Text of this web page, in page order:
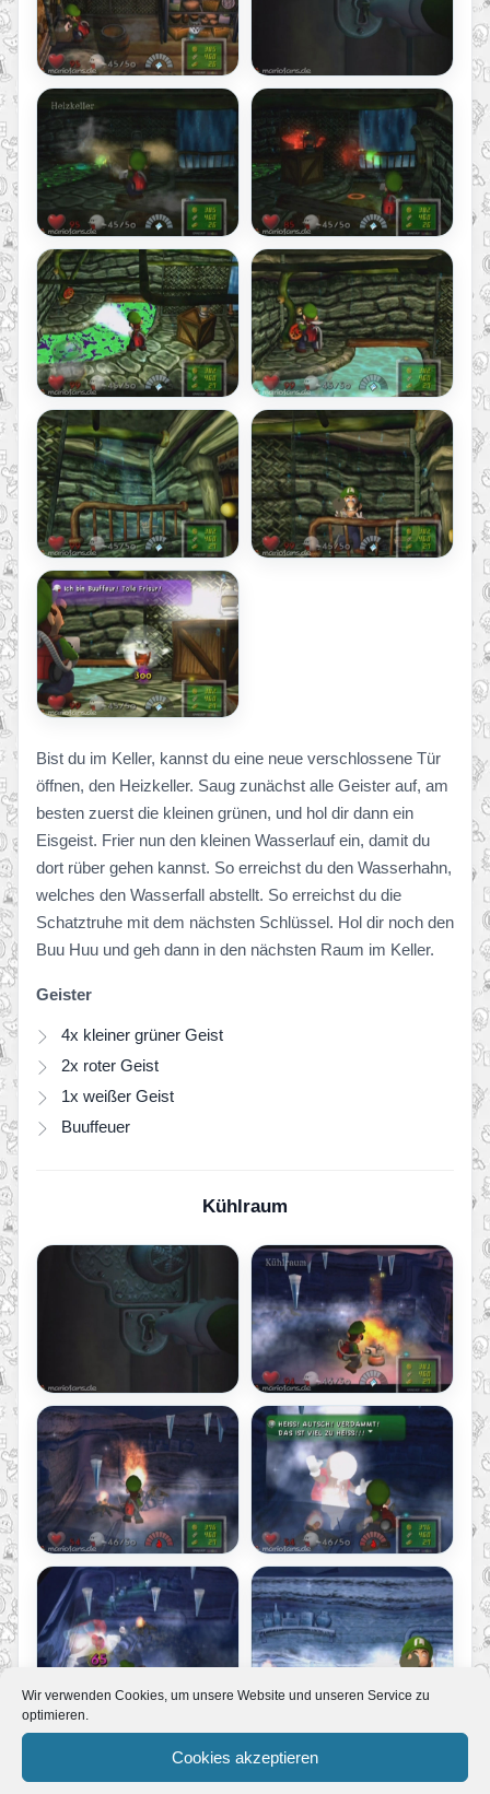
Wir verwenden Cookies, um unsere Website und unseren Service zu
optimieren.
Cookies akzeptieren
Bist du im Keller, kannst du eine neue verschlossene Tür
öffnen, den Heizkeller. Saug zunächst alle Geister auf, am
besten zuerst die kleinen grünen, und hol dir dann ein
Eisgeist. Frier nun den kleinen Wasserlauf ein, damit du
dort rüber gehen kannst. So erreichst du den Wasserhahn,
welches den Wasserfall abstellt. So erreichst du die
Schatztruhe mit dem nächsten Schlüssel. Hol dir noch den
Buu Huu und geh dann in den nächsten Raum im Keller.
Geister
4x kleiner grüner Geist
2x roter Geist
1x weißer Geist
Buuffeuer
Kühlraum